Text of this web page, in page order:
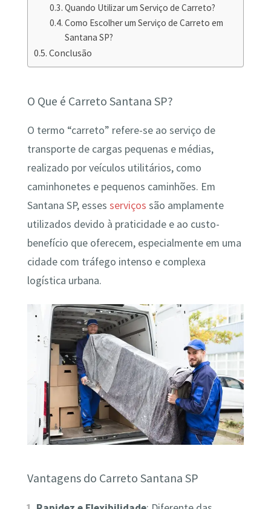
Quando Utilizar um Serviço de Carreto?
Como Escolher um Serviço de Carreto em
Santana SP?
Conclusão
O Que é Carreto Santana SP?
O termo “carreto” refere-se ao serviço de
transporte de cargas pequenas e médias,
realizado por veículos utilitários, como
caminhonetes e pequenos caminhões. Em
Santana SP, esses serviços são amplamente
utilizados devido à praticidade e ao custo-
benefício que oferecem, especialmente em uma
cidade com tráfego intenso e complexa
logística urbana.
Vantagens do Carreto Santana SP